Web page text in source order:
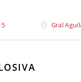
Gral
En Zona Explosiva